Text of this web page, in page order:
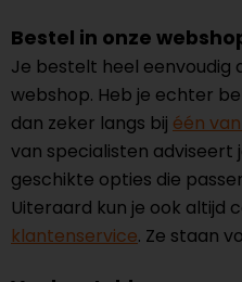
Bestel in onze
Je bestelt heel eenvoudig
webshop. Heb je echter
dan zeker langs bij één
van specialisten adviseert
geschikte opties die
Uiteraard kun je ook
klantenservice. Ze staan